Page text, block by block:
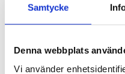
Samtycke
Denna webbplats
Vi använder
Artikelnr: FAW110
Rekommenderat pris: 12
12 600 kr